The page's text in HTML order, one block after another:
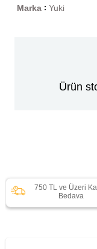
Marka : Yuki
Ürün
750 TL ve Üzeri
Bedava